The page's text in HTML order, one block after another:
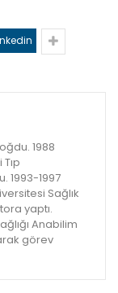
1988
1993-1997
Sağlık
yaptı.
Anabilim
görev